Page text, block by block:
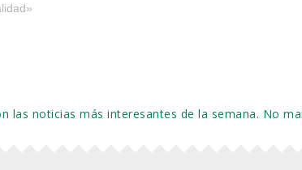
las noticias más interesantes de la semana. No